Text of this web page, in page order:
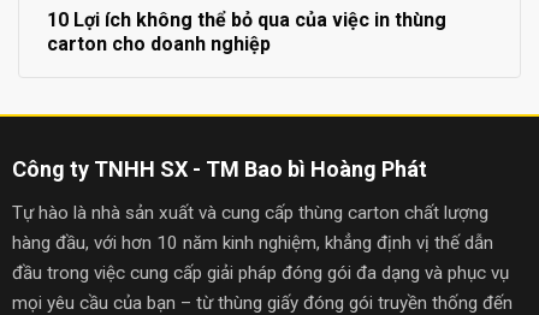
10 Lợi ích không thể bỏ qua của việc in thùng
carton cho doanh nghiệp
Công ty TNHH SX - TM Bao bì Hoàng Phát
Tự hào là nhà sản xuất và cung cấp thùng carton chất lượng
hàng đầu, với hơn 10 năm kinh nghiệm, khẳng định vị thế dẫn
đầu trong việc cung cấp giải pháp đóng gói đa dạng và phục vụ
mọi yêu cầu của bạn – từ thùng giấy đóng gói truyền thống đến